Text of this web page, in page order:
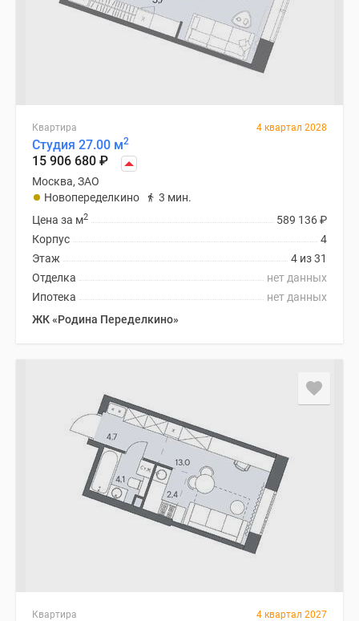
Квартира 4 квартал 2028
Студия 27.00 м2
15 906 680 ₽
Москва, ЗАО
Новопеределкино
3 мин.
589 136₽
Цена за м2
4
Корпус
4 из 31
Этаж
нет данных
Отделка
нет данных
Ипотека
ЖК «Родина Переделкино»
Квартира 4 квартал 2027